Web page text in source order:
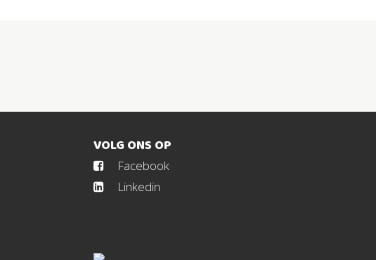
VOLG ONS OP
Facebook
Linkedin